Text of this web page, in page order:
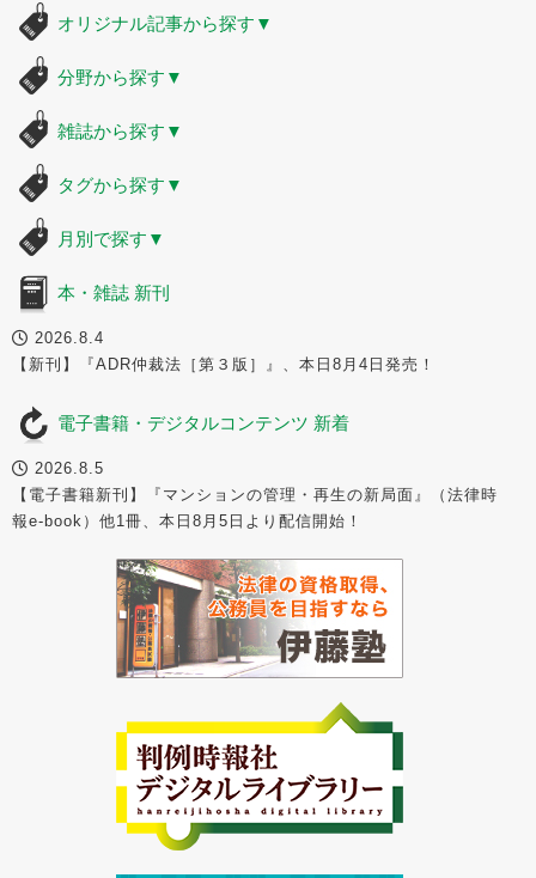
オリジナル記事から探す ▼
分野から探す ▼
雑誌から探す ▼
タグから探す ▼
月別で探す ▼
本・雑誌 新刊
2026.8.4
【新刊】『ADR仲裁法［第３版］』、本日8月4日発売！
電子書籍・デジタルコンテンツ 新着
2026.8.5
【電子書籍新刊】『マンションの管理・再生の新局面』（法律時
報e-book）他1冊、本日8月5日より配信開始！